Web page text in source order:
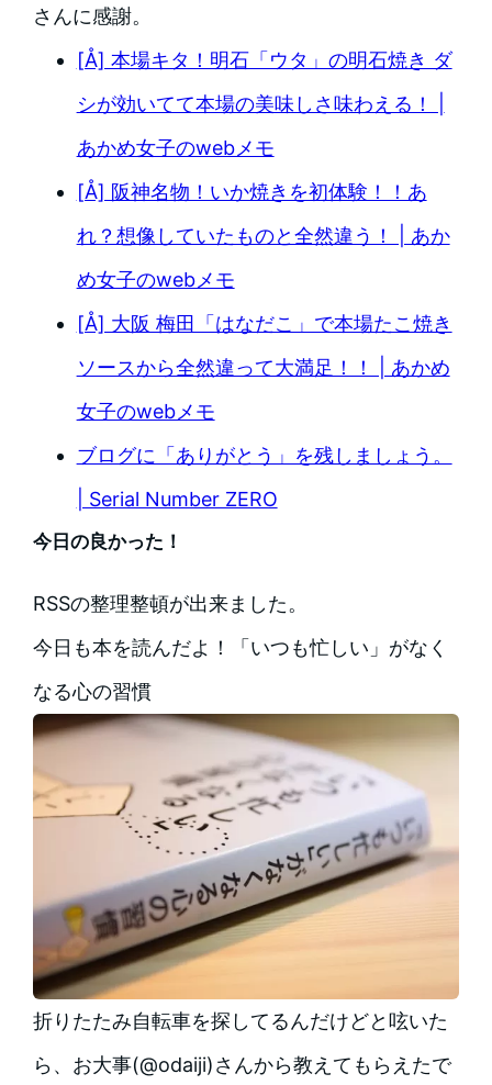
さんに感謝。
[Å] 本場キタ！明石「ウタ」の明石焼き ダ
シが効いてて本場の美味しさ味わえる！ |
あかめ女子のwebメモ
[Å] 阪神名物！いか焼きを初体験！！あ
れ？想像していたものと全然違う！ | あか
め女子のwebメモ
[Å] 大阪 梅田「はなだこ」で本場たこ焼き
ソースから全然違って大満足！！ | あかめ
女子のwebメモ
ブログに「ありがとう」を残しましょう。
| Serial Number ZERO
今日の良かった！
RSSの整理整頓が出来ました。
今日も本を読んだよ！「いつも忙しい」がなく
なる心の習慣
折りたたみ自転車を探してるんだけどと呟いた
ら、お大事(@odaiji)さんから教えてもらえたで